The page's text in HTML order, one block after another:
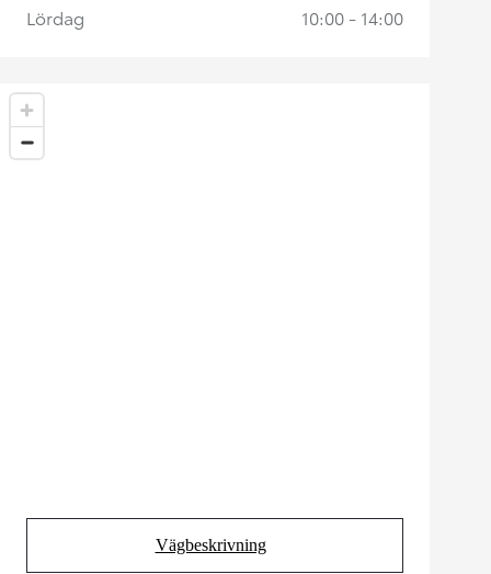
Vägbeskrivning
(Opens in new tab)
Lördag
10:00 - 14:00